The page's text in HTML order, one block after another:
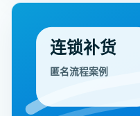
连锁补货
匿名流程案例